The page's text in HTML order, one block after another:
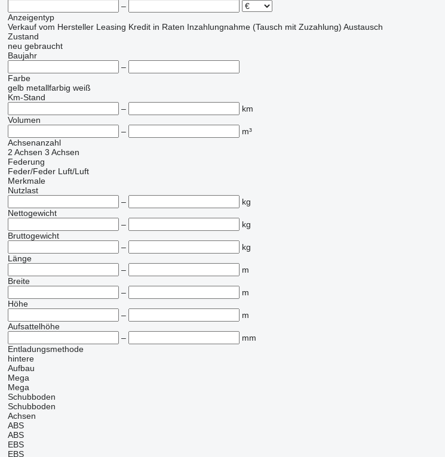
–
Anzeigentyp
Verkauf vom Hersteller Leasing Kredit in Raten Inzahlungnahme (Tausch mit Zuzahlung) Austausch
Zustand
neu gebraucht
Baujahr
–
Farbe
gelb metallfarbig weiß
Km-Stand
–
km
Volumen
–
m³
Achsenanzahl
2 Achsen 3 Achsen
Federung
Feder/Feder Luft/Luft
Merkmale
Nutzlast
–
kg
Nettogewicht
–
kg
Bruttogewicht
–
kg
Länge
–
m
Breite
–
m
Höhe
–
m
Aufsattelhöhe
–
mm
Entladungsmethode
hintere
Aufbau
Mega
Mega
Schubboden
Schubboden
Achsen
ABS
ABS
EBS
EBS